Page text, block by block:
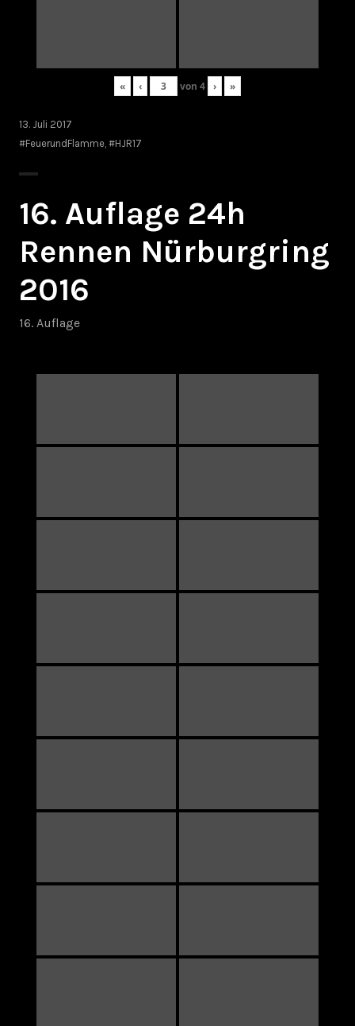
« ‹ von 4 › »
13. Juli 2017
#FeuerundFlamme #HJR17
16. Auflage 24h
Rennen Nürburgring
2016
16. Auflage